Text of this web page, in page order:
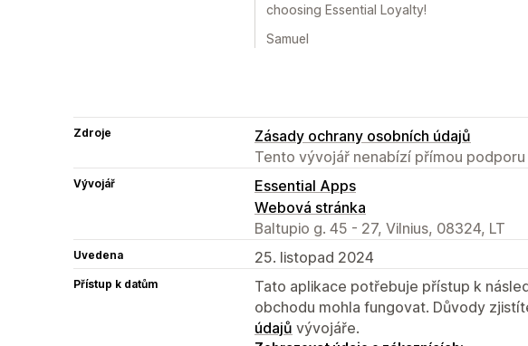
choosing Essential Loyalty!
Samuel
Zdroje
Zásady ochrany osobních údajů
Tento vývojář nenabízí přímou
Vývojář
Essential Apps
Webová stránka
Baltupio g. 45 - 27, Vilnius, 08324, LT
Uvedena 25. listopad 2024
Přístup k datům
Tato aplikace potřebuje přístup k
obchodu mohla fungovat. Důvody
údajů vývojáře.